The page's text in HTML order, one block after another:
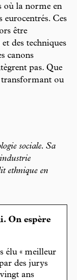
où la norme en
eurocentrés. Ces
être
des techniques
canons
pas. Que
transformant ou
sociale. Sa
ethnique en
On espère
élu « meilleur
des jurys
ans